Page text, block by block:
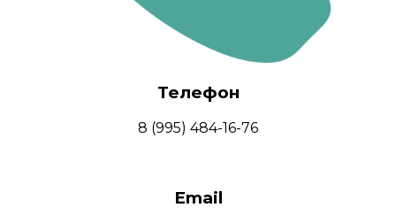
Телефон
8 (995) 484-16-76
Email